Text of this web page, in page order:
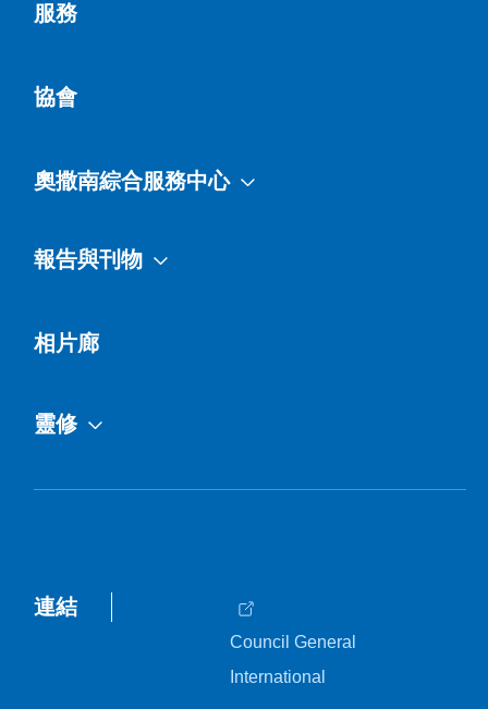
服務
協會
奧撒南綜合服務中心
報告與刊物
相片廊
靈修
連結
Council General
International